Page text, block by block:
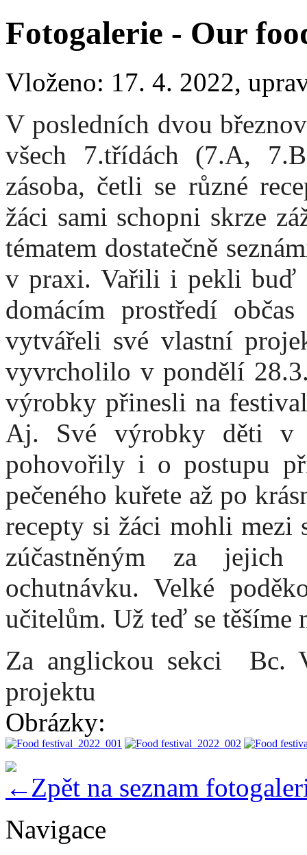
Fotogalerie - Our
Vloženo: 17. 4. 2022,
V posledních dvou
všech 7.třídách (7.A,
zásoba, četli se různé
žáci sami schopni skrze
tématem dostatečně
v praxi. Vařili i pekli buď
domácím prostředí
vytvářeli své vlastní
vyvrcholilo v pondělí
výrobky přinesli na
Aj. Své výrobky děti v
pohovořily i o postupu
pečeného kuřete až po
recepty si žáci mohli mezi
zúčastněným za
ochutnávku. Velké
učitelům. Už teď se těšíme
Za anglickou sekci Bc.
projektu
Obrázky:
Zpět na seznam
Navigace